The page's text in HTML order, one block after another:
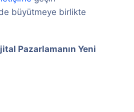
büyütmeye birlikte
Pazarlamanın Yeni